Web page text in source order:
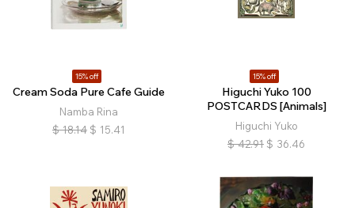
15% off
Cream Soda Pure Cafe Guide
Namba Rina
$ 18.14 $ 15.41
15% off
Higuchi Yuko 100
POSTCARDS [Animals]
Higuchi Yuko
$ 42.91 $ 36.46